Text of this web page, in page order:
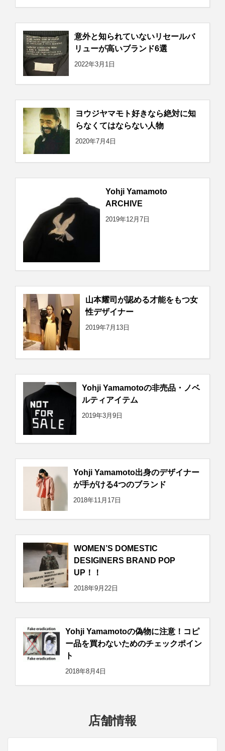
意外と知られていないリセールバ
リューが高いブランド6選
2022年3月1日
ヨウジヤマモト好きなら絶対に知
らなくてはならない人物
2020年7月4日
Yohji Yamamoto
ARCHIVE
2019年12月7日
山本耀司が認める才能をもつ女
性デザイナー
2019年7月13日
Yohji Yamamotoの非売品・ノベ
ルティアイテム
2019年3月9日
Yohji Yamamoto出身のデザイナー
が手がける4つのブランド
2018年11月17日
WOMEN’S DOMESTIC
DESIGINERS BRAND POP
UP！！
2018年9月22日
Yohji Yamamotoの偽物に注意！コピ
ー品を買わないためのチェックポイン
ト
2018年8月4日
店舗情報